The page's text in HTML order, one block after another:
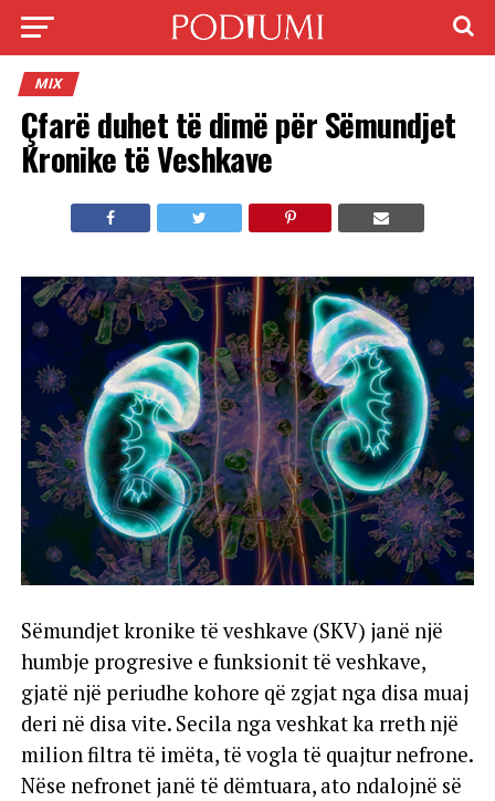
MIX
Çfarë duhet të dimë për Sëmundjet
Kronike të Veshkave
Sëmundjet kronike të veshkave (SKV) janë një
humbje progresive e funksionit të veshkave,
gjatë një periudhe kohore që zgjat nga disa muaj
deri në disa vite. Secila nga veshkat ka rreth një
milion filtra të imëta, të vogla të quajtur nefrone.
Nëse nefronet janë të dëmtuara, ato ndalojnë së